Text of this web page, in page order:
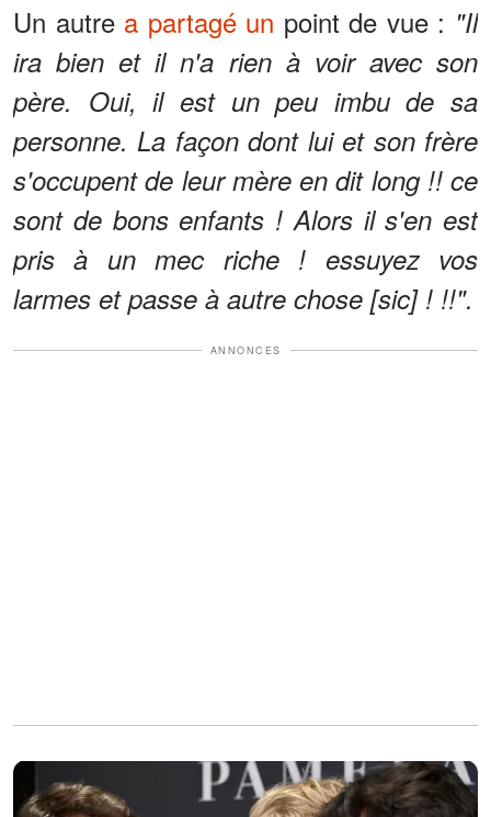
Un autre a partagé un point de vue : "Il
ira bien et il n'a rien à voir avec son
père. Oui, il est un peu imbu de sa
personne. La façon dont lui et son frère
s'occupent de leur mère en dit long !! ce
sont de bons enfants ! Alors il s'en est
pris à un mec riche ! essuyez vos
larmes et passe à autre chose [sic] ! !!".
ANNONCES